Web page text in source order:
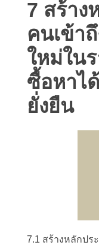
7 สร้าง
คนเข้า
ใหม่ใน
ซื้อหาไ
ยั่งยืน
7.1 สร้างหลักปร